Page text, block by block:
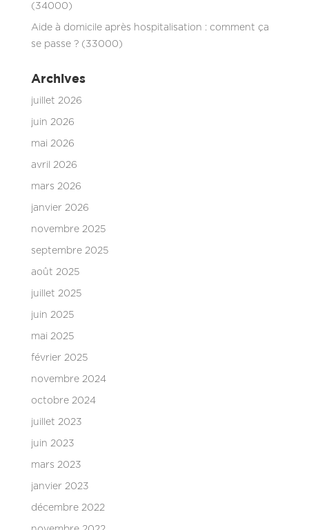
(34000)
Aide à domicile après hospitalisation : comment ça
se passe ? (33000)
Archives
juillet 2026
juin 2026
mai 2026
avril 2026
mars 2026
janvier 2026
novembre 2025
septembre 2025
août 2025
juillet 2025
juin 2025
mai 2025
février 2025
novembre 2024
octobre 2024
juillet 2023
juin 2023
mars 2023
janvier 2023
décembre 2022